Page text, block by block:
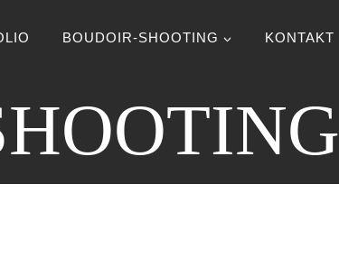
BOUDOIR-SHOOTING KONTAKT